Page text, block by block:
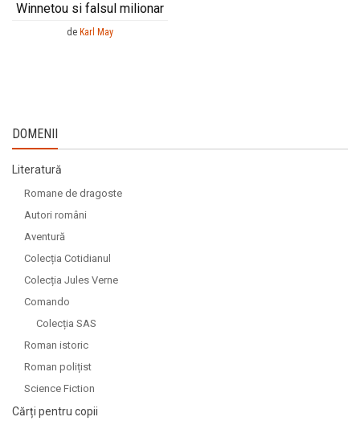
Winnetou si falsul milionar
de Karl May
DOMENII
Literatură
Romane de dragoste
Autori români
Aventură
Colecția Cotidianul
Colecția Jules Verne
Comando
Colecția SAS
Roman istoric
Roman polițist
Science Fiction
Cărți pentru copii